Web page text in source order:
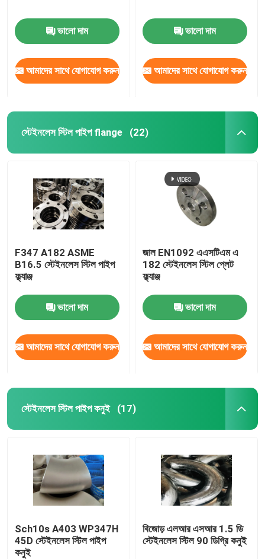
ভালো দাম
আমাদের সাথে যোগাযোগ করুন
ভালো দাম
আমাদের সাথে যোগাযোগ করুন
স্টেইনলেস স্টিল পাইপ flange (22)
F347 A182 ASME
B16.5 স্টেইনলেস স্টিল পাইপ
ফ্ল্যাঞ্জ
ভালো দাম
আমাদের সাথে যোগাযোগ করুন
জাল EN1092 এএসটিএম এ
182 স্টেইনলেস স্টিল প্লেট
ফ্ল্যাঞ্জ
ভালো দাম
আমাদের সাথে যোগাযোগ করুন
স্টেইনলেস স্টিল পাইপ কনুই (17)
Sch10s A403 WP347H
45D স্টেইনলেস স্টিল পাইপ
কনুই
বিজোড় এলআর এসআর 1.5 ডি
স্টেইনলেস স্টিল 90 ডিগ্রি কনুই